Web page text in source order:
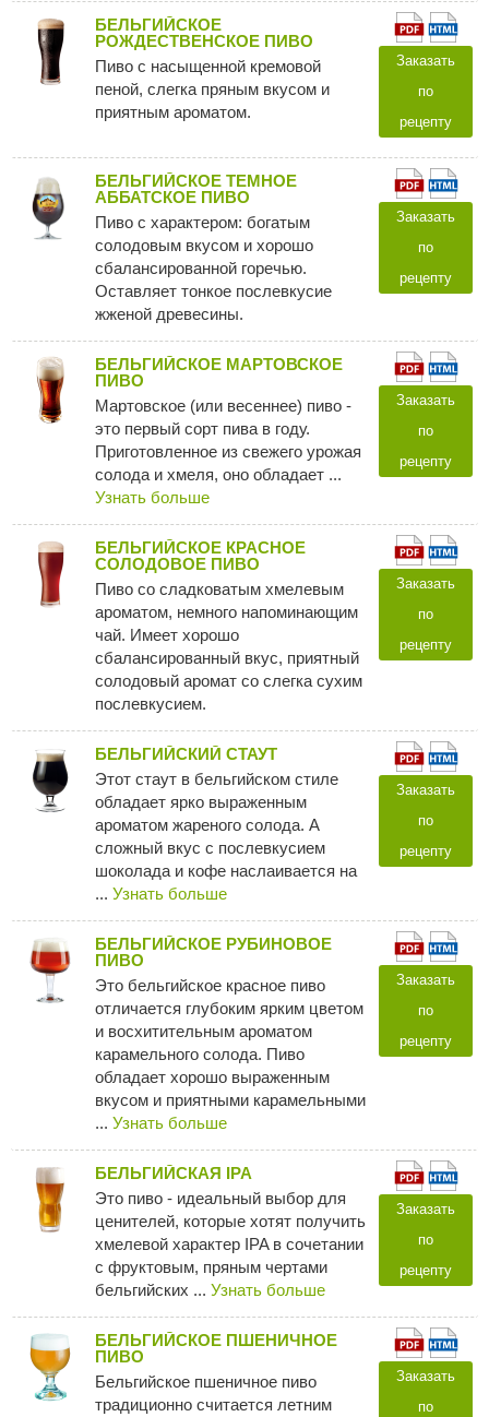
БЕЛЬГИЙСКОЕ
РОЖДЕСТВЕНСКОЕ ПИВО
Пиво с насыщенной кремовой
пеной, слегка пряным вкусом и
приятным ароматом.
Заказать
по
рецепту
БЕЛЬГИЙСКОЕ ТЕМНОЕ
АББАТСКОЕ ПИВО
Пиво с характером: богатым
солодовым вкусом и хорошо
сбалансированной горечью.
Оставляет тонкое послевкусие
жженой древесины.
Заказать
по
рецепту
БЕЛЬГИЙСКОЕ МАРТОВСКОЕ
ПИВО
Мартовское (или весеннее) пиво -
это первый сорт пива в году.
Приготовленное из свежего урожая
солода и хмеля, оно обладает ...
Узнать больше
Заказать
по
рецепту
БЕЛЬГИЙСКОЕ КРАСНОЕ
СОЛОДОВОЕ ПИВО
Пиво со сладковатым хмелевым
ароматом, немного напоминающим
чай. Имеет хорошо
сбалансированный вкус, приятный
солодовый аромат со слегка сухим
послевкусием.
Заказать
по
рецепту
БЕЛЬГИЙСКИЙ СТАУТ
Этот стаут в бельгийском стиле
обладает ярко выраженным
ароматом жареного солода. А
сложный вкус с послевкусием
шоколада и кофе наслаивается на
... Узнать больше
Заказать
по
рецепту
БЕЛЬГИЙСКОЕ РУБИНОВОЕ
ПИВО
Это бельгийское красное пиво
отличается глубоким ярким цветом
и восхитительным ароматом
карамельного солода. Пиво
обладает хорошо выраженным
вкусом и приятными карамельными
... Узнать больше
Заказать
по
рецепту
БЕЛЬГИЙСКАЯ IPA
Это пиво - идеальный выбор для
ценителей, которые хотят получить
хмелевой характер IPA в сочетании
с фруктовым, пряным чертами
бельгийских ... Узнать больше
Заказать
по
рецепту
БЕЛЬГИЙСКОЕ ПШЕНИЧНОЕ
ПИВО
Бельгийское пшеничное пиво
традиционно считается летним
Заказать
по